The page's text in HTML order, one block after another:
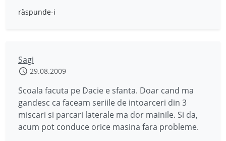
răspunde-i
Sagi
29.08.2009
Scoala facuta pe Dacie e sfanta. Doar cand ma
gandesc ca faceam seriile de intoarceri din 3
miscari si parcari laterale ma dor mainile. Si da,
acum pot conduce orice masina fara probleme.